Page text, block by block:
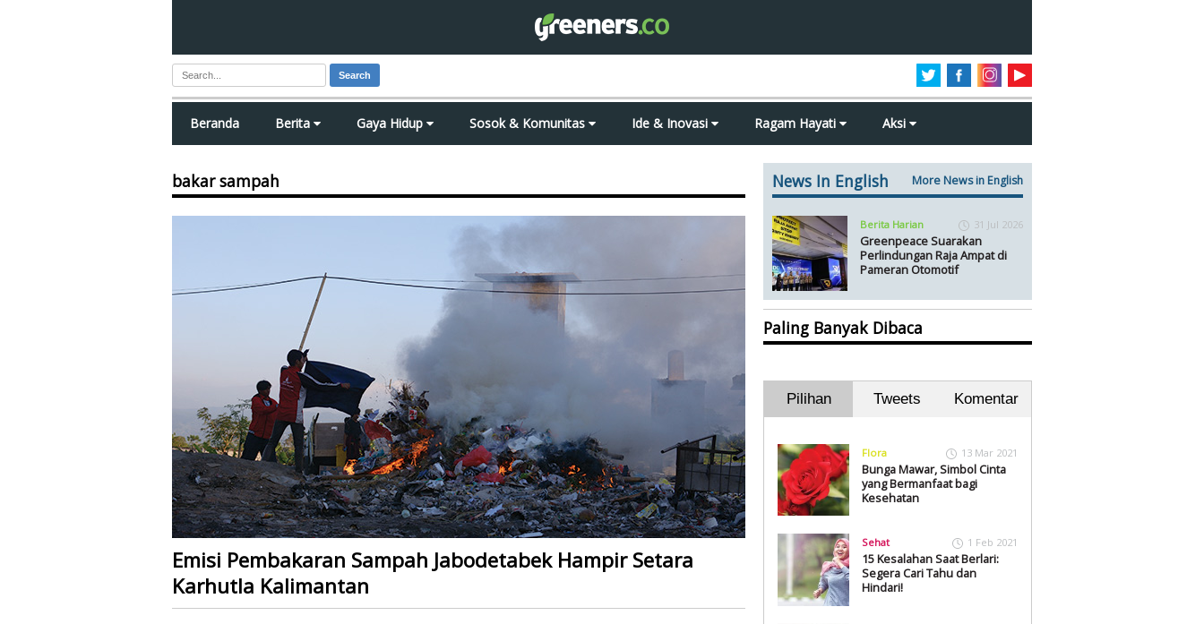
Search
Beranda Berita Gaya Hidup Sosok & Komunitas Ide & Inovasi Ragam Hayati Aksi
bakar sampah
Emisi Pembakaran Sampah Jabodetabek Hampir Setara
Karhutla Kalimantan
News In English More News in English
Berita Harian 31 Jul 2026
Greenpeace Suarakan
Perlindungan Raja Ampat di
Pameran Otomotif
Paling Banyak Dibaca
Pilihan Tweets Komentar
Flora 13 Mar 2021
Bunga Mawar, Simbol Cinta
yang Bermanfaat bagi
Kesehatan
Sehat 1 Feb 2021
15 Kesalahan Saat Berlari:
Segera Cari Tahu dan
Hindari!